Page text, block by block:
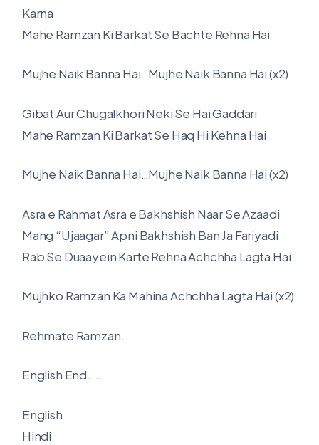
Karna
Mahe Ramzan Ki Barkat Se Bachte Rehna Hai
Mujhe Naik Banna Hai…Mujhe Naik Banna Hai (x2)
Gibat Aur Chugalkhori Neki Se Hai Gaddari
Mahe Ramzan Ki Barkat Se Haq Hi Kehna Hai
Mujhe Naik Banna Hai…Mujhe Naik Banna Hai (x2)
Asra e Rahmat Asra e Bakhshish Naar Se Azaadi
Mang “Ujaagar” Apni Bakhshish Ban Ja Fariyadi
Rab Se Duaayein Karte Rehna Achchha Lagta Hai
Mujhko Ramzan Ka Mahina Achchha Lagta Hai (x2)
Rehmate Ramzan….
English End……
English
Hindi